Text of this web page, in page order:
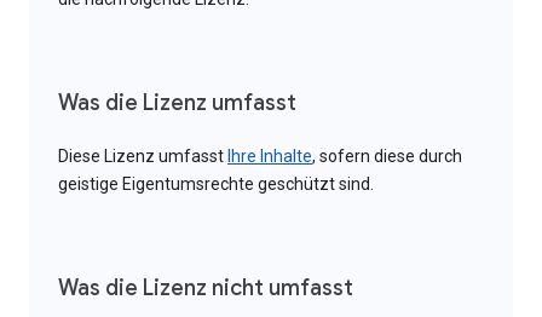
Was die Lizenz umfasst
Diese Lizenz umfasst Ihre Inhalte, sofern diese durch
geistige Eigentumsrechte geschützt sind.
Was die Lizenz nicht umfasst